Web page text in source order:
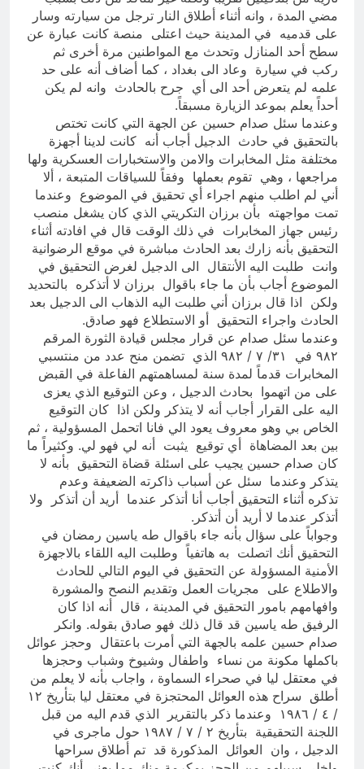
مضي المدة ، وانه أثناء أطلاق النار ترجل من سيارته وسار
على قدميه في المدينة حيث اعتلى منصة كانت عبارة عن
سطح أحد المنازل وتحدث مع المواطنين مرة أخرى ثم
ركب في سيارة وعاد الى بغداد ، كما أضاف أنه على حد
علمه لم يتعرض أحد الى أي جرح بالحادث وانه لم يكن
أحداً يعلم بموعد الزيارة مسبقاً.
وعندما سئل صدام حسين عن الجهة التي كانت تختص
بالتحقيق في حادث الدجيل أجاب أنه كانت لدينا أجهزة
مختلفة مثل المخابرات والامن والاستخبارات العسكرية ولها
مراجعها ، وهي تقوم بعملها وفقاً للسياقات المتبعة ، ألا
أني لم اطلب منهم اجراء أي تحقيق في الموضوع وعندما
تمت مواجهته بأن برزان التكريتي الذي كان يشغل منصب
رئيس جهاز المخابرات في ذلك الوقت قال في افادته أثناء
التحقيق بأنه زارك بعد الحادث مباشرة في موقع الرضوانية
وانت طلبت اليه الأنتقال الى الدجيل لغرض التحقيق في
الموضوع أجاب بأن ما جاء باقوال برزان لا أتذكره بالتحديد
ولكن اذا قال برزان أني طلبت اليه الذهاب الى الدجيل بعد
الحادث واجراء التحقيق أو الاستطلاع فهو صادق.
وعندما سئل صدام عن قرار مجلس قيادة الثورة المرقم
٩٨٢ في ٣١/ ٧ / ٩٨٢ الذي تضمن منح عدد من منتسبي
المخابرات قدماً لمدة سنة لمساهمتهم الفاعلة في القبض
على من اتهموا بحادث الدجيل ، وعن التوقيع الذي يعزى
اليه على القرار أجاب أنه لا يتذكر ولكن اذا كان التوقيع
الخاص بي وهو معروف يعود الي فانا اتحمل المسؤولية ، ثم
بين بعد المضاهاة أي توقيع يثبت أنه لي فهو لي. وكثيراً ما
كان صدام حسين يجيب على اسئلة قضاة التحقيق بأنه لا
يتذكر وعندما سئل عن أسباب ذاكرته الضعيفة وعدم
تذكره أثناء التحقيق أجاب أنا أتذكر عندما أريد أن أتذكر ولا
أتذكر عندما لا أريد أن أتذكر.
وجواباً على سؤال بأنه جاء باقوال طه ياسين رمضان في
التحقيق أنك اتصلت به هاتفياً وطلبت اليه اللقاء بالاجهزة
الأمنية المسؤولة عن التحقيق في اليوم التالي للحادث
والاطلاع على مجريات العمل وتقديم النصح والمشورة
وافهامهم بامور التحقيق في المدينة ، قال أنه اذا كان
الرفيق طه ياسين قد قال ذلك فهو صادق بقوله. وانكر
صدام حسين علمه بالجهة التي أمرت باعتقال وحجز عوائل
باكملها مكونة من نساء واطفال وشيوخ وشباب وحجزها
في معتقل ليا في صحراء السماوة ، واجاب بأنه لا يعلم من
أطلق سراح هذه العوائل المحتجزة في معتقل ليا بتأريخ ١٢
/ ٤ / ١٩٨٦ وعندما ذكر بالتقرير الذي قدم اليه من قبل
اللجنة التحقيقية بتأريخ ٢ / ٧ / ١٩٨٧ حول ماجرى في
الدجيل ، وان العوائل المذكورة قد تم أطلاق سراحها